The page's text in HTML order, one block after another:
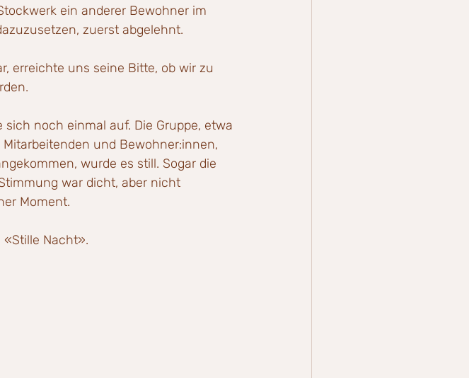
ein anderer Bewohner im
zuerst abgelehnt.
erreichte uns seine Bitte, ob wir zu
noch einmal auf. Die Gruppe, etwa
und Bewohner:innen,
wurde es still. Sogar die
war dicht, aber nicht
Moment.
Nacht».